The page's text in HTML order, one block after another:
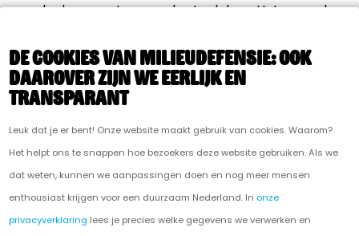
De cookies van Milieudefensie: ook
daarover zijn we eerlijk en
transparant
Leuk dat je er bent! Onze website maakt gebruik van cookies. Waarom?
Het helpt ons te snappen hoe bezoekers deze website gebruiken. Als we
dat weten, kunnen we aanpassingen doen en nog meer mensen
enthousiast krijgen voor een duurzaam Nederland. In onze
privacyverklaring lees je precies welke gegevens we verwerken en
we de dunne poten van de stoel door. Het massale
enkel een voorbeeld van.